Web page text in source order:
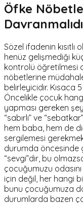
Öfke
Sözel ifadenin
henüz gelişmediği
kontrolü öğretilmesi
nöbetlerine
belirleyicidir. Kısaca
Öncelikle çocuk
yapması gereken
“sabırlı” ve
hem baba, hem de
sergilemesi
durumda öncesinde
“sevgi”dir, bu
çocuğumuzu
için değil, her hangi
bunu çocuğumuza
durumlarda bazen